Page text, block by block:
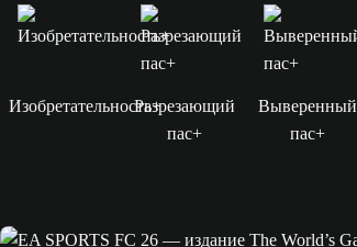
Изобретательность+Разрезающий
пас+
Выверенный
пас+